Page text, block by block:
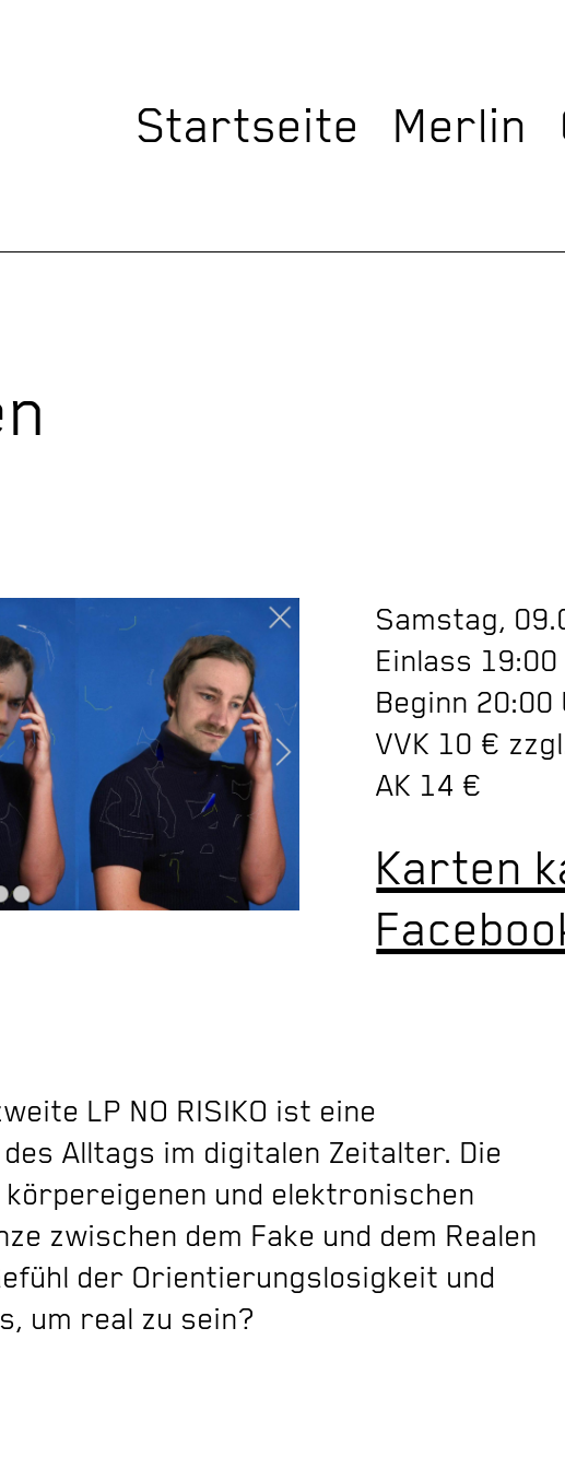
Startseite Merlin
Samstag,
Einlass
Beginn 20:00
VVK 10 €
AK 14 €
Karten
LP NO RISIKO ist eine
Alltags im digitalen Zeitalter. Die
und elektronischen
zwischen dem Fake und dem Realen
der Orientierungslosigkeit und
um real zu sein?